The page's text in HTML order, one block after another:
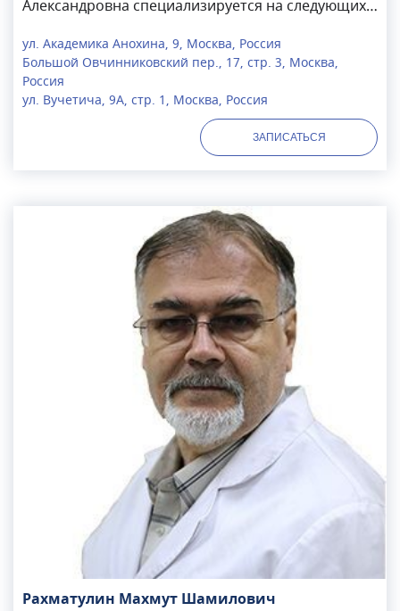
Александровна специализируется на следующих
пароксизмальные расстройства
сознания, цереброваскулярные заболевания,
панические атаки, синдром вегетативной
дистонии, посттравматическая энцефалопатия,
цефалгия и т.д. Является членом Ученого Совета
по защите докторских и кандидатских
А.И. Евдокимова, членом Российской
противоэпилептической лиги, членом
Московского общества неврологов. Ирина
Александровна является автором более 80
научных работ. Регулярно посещает
конференции и симпозиумы, как в России, так и
ул. Академика Анохина, 9, Москва, Россия
Большой Овчинниковский пер., 17, стр. 3, Москва,
Россия
ул. Вучетича, 9А, стр. 1, Москва, Россия
ЗАПИСАТЬСЯ
Рахматулин Махмут Шамилович